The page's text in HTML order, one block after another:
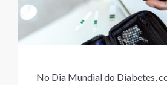
No Dia Mundial do Diabetes,